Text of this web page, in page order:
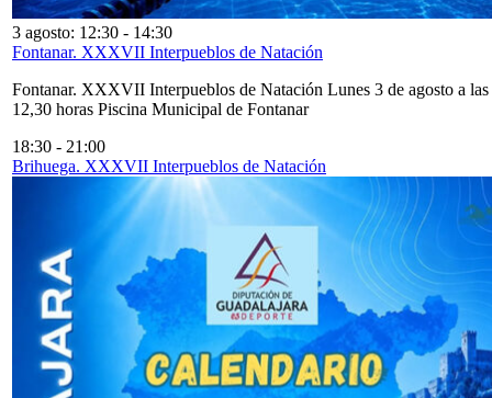
3 agosto: 12:30 - 14:30
Fontanar. XXXVII Interpueblos de Natación
Fontanar. XXXVII Interpueblos de Natación Lunes 3 de agosto a las
12,30 horas Piscina Municipal de Fontanar
18:30 - 21:00
Brihuega. XXXVII Interpueblos de Natación